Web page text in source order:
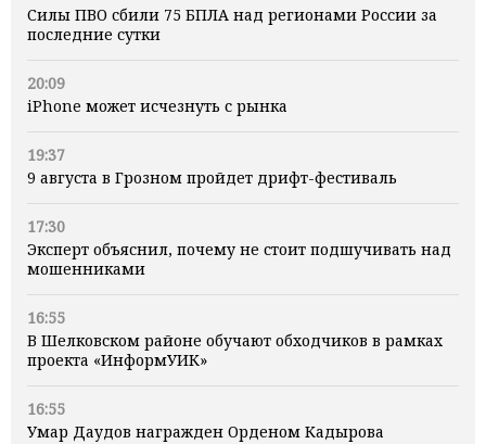
Силы ПВО сбили 75 БПЛА над регионами России за
последние сутки
20:09
iPhone может исчезнуть с рынка
19:37
9 августа в Грозном пройдет дрифт-фестиваль
17:30
Эксперт объяснил, почему не стоит подшучивать над
мошенниками
16:55
В Шелковском районе обучают обходчиков в рамках
проекта «ИнформУИК»
16:55
Умар Даудов награжден Орденом Кадырова